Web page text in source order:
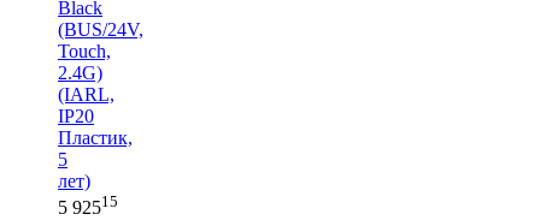
Black
(BUS/24V,
Touch,
2.4G)
(IARL,
IP20
Пластик,
5
лет)
5 92515